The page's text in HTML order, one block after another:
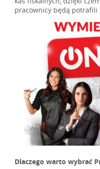
pracownicy będą potrafili
Dlaczego warto wybrać